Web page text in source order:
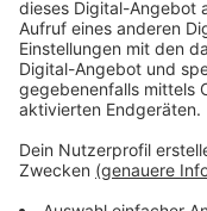
wartete im Auto.
Anzeige